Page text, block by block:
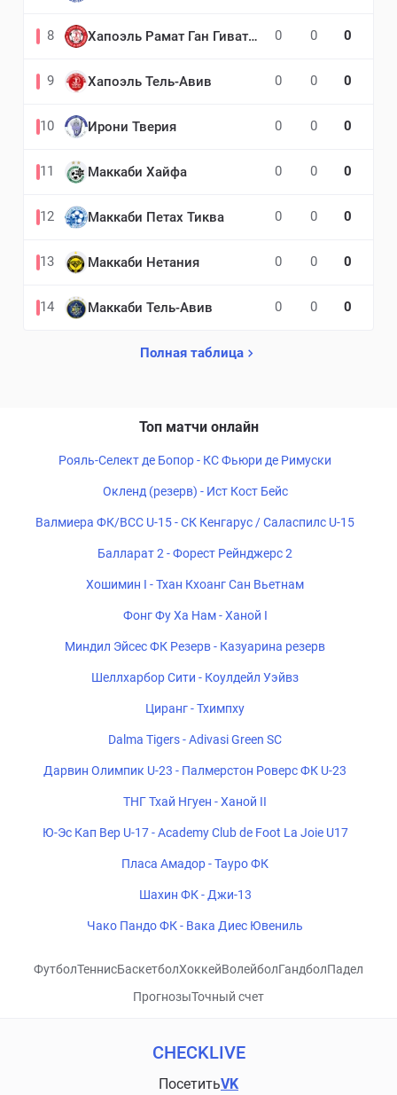
8 Хапоэль Рамат Ган Гиватаим 0 0 0
9 Хапоэль Тель-Авив 0 0 0
10 Ирони Тверия 0 0 0
11 Маккаби Хайфа 0 0 0
12 Маккаби Петах Тиква 0 0 0
13 Маккаби Нетания 0 0 0
14 Маккаби Тель-Авив 0 0 0
Полная таблица
Топ матчи онлайн
Рояль-Селект де Бопор - КС Фьюри де Римуски
Окленд (резерв) - Ист Кост Бейс
Валмиера ФК/ВСС U-15 - СК Кенгарус / Саласпилс U-15
Балларат 2 - Форест Рейнджерс 2
Хошимин I - Тхан Кхоанг Сан Вьетнам
Фонг Фу Ха Нам - Ханой I
Миндил Эйсес ФК Резерв - Казуарина резерв
Шеллхарбор Сити - Коулдейл Уэйвз
Циранг - Тхимпху
Dalma Tigers - Adivasi Green SC
Дарвин Олимпик U-23 - Палмерстон Роверс ФК U-23
ТНГ Тхай Нгуен - Ханой II
Ю-Эс Кап Вер U-17 - Academy Club de Foot La Joie U17
Пласа Амадор - Тауро ФК
Шахин ФК - Джи-13
Чако Пандо ФК - Вака Диес Ювениль
ФутболТеннисБаскетболХоккейВолейболГандболПадел
ПрогнозыТочный счет
CHECKLIVE
ПосетитьVK